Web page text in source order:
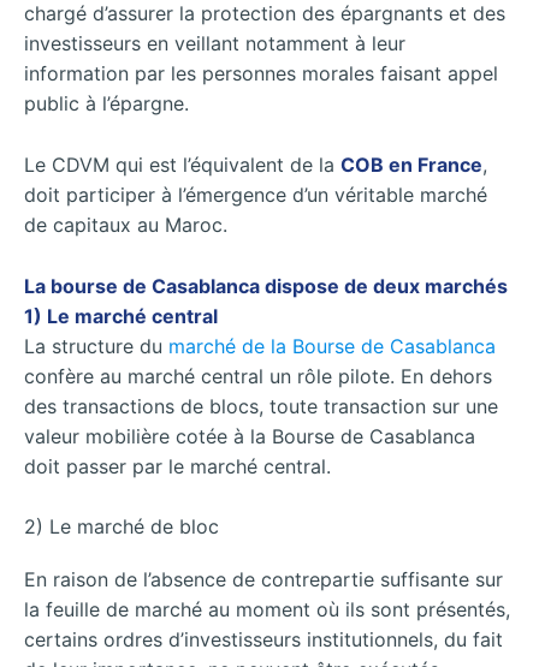
chargé d’assurer la protection des épargnants et des
investisseurs en veillant notamment à leur
information par les personnes morales faisant appel
public à l’épargne.
Le CDVM qui est l’équivalent de la COB en France,
doit participer à l’émergence d’un véritable marché
de capitaux au Maroc.
La bourse de Casablanca dispose de deux marchés
1) Le marché central
La structure du marché de la Bourse de Casablanca
confère au marché central un rôle pilote. En dehors
des transactions de blocs, toute transaction sur une
valeur mobilière cotée à la Bourse de Casablanca
doit passer par le marché central.
2) Le marché de bloc
En raison de l’absence de contrepartie suffisante sur
la feuille de marché au moment où ils sont présentés,
certains ordres d’investisseurs institutionnels, du fait